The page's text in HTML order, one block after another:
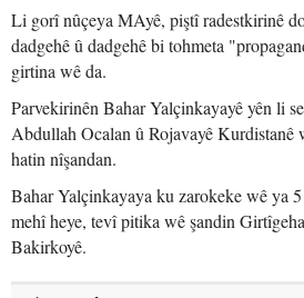
Li gorî nûçeya MAyê, piştî radestkirinê
dadgehê û dadgehê bi tohmeta
girtina wê da.
Parvekirinên Bahar Yalçinkayayê yên li
Abdullah Ocalan û Rojavayê Kurdistanê
hatin nîşandan.
Bahar Yalçinkayaya ku zarokeke wê ya
mehî heye, tevî pitika wê şandin
Bakirkoyê.